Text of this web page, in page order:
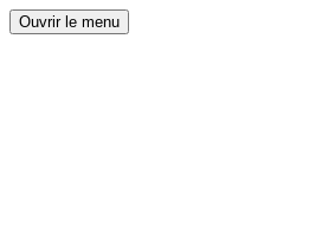
Ouvrir le menu